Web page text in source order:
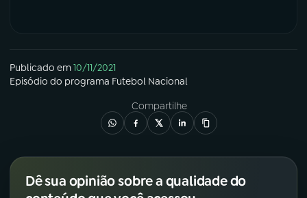
Publicado em10/11/2021
Episódio do programa Futebol Nacional
Compartilhe
Dê sua opinião sobre a qualidade do